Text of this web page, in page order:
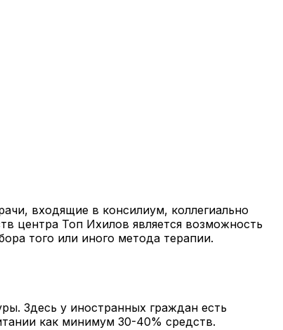
входящие в консилиум, коллегиально
центра Топ Ихилов является возможность
того или иного метода терапии.
Здесь у иностранных граждан есть
как минимум 30-40% средств.